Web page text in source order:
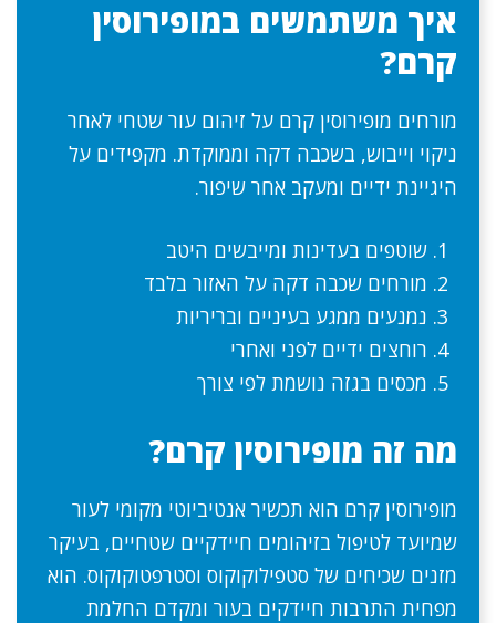
איך משתמשים במופירוסין
קרם?
מורחים מופירוסין קרם על זיהום עור שטחי לאחר
ניקוי וייבוש, בשכבה דקה וממוקדת. מקפידים על
היגיינת ידיים ומעקב אחר שיפור.
שוטפים בעדינות ומייבשים היטב
מורחים שכבה דקה על האזור בלבד
נמנעים ממגע בעיניים ובריריות
רוחצים ידיים לפני ואחרי
מכסים בגזה נושמת לפי צורך
מה זה מופירוסין קרם?
מופירוסין קרם הוא תכשיר אנטיביוטי מקומי לעור
שמיועד לטיפול בזיהומים חיידקיים שטחיים, בעיקר
מזנים שכיחים של סטפילוקוקוס וסטרפטוקוקוס. הוא
מפחית התרבות חיידקים בעור ומקדם החלמת